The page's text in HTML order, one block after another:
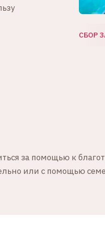
СБОР
за помощью к
или с помощью